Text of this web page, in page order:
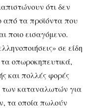
ότι δεν
από τα προϊόντα που
ποιο εισαγόμενο.
σε είδη
οπωροκηπευτικά,
και πολλές φορές
των καταναλωτών για
τα οποία πωλούν